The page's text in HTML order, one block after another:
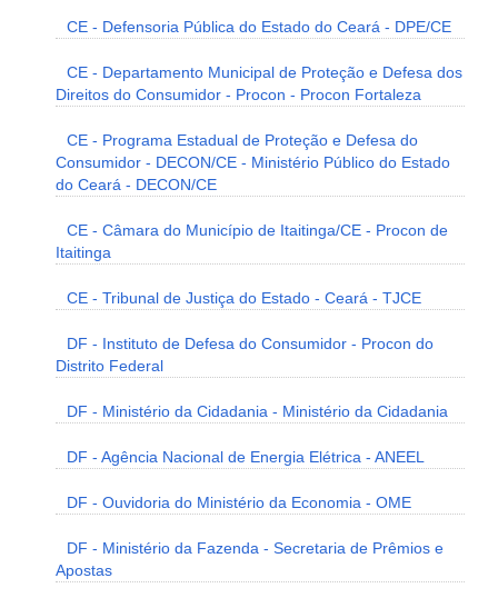
CE - Defensoria Pública do Estado do Ceará - DPE/CE
CE - Departamento Municipal de Proteção e Defesa dos
Direitos do Consumidor - Procon - Procon Fortaleza
CE - Programa Estadual de Proteção e Defesa do
Consumidor - DECON/CE - Ministério Público do Estado
do Ceará - DECON/CE
CE - Câmara do Município de Itaitinga/CE - Procon de
Itaitinga
CE - Tribunal de Justiça do Estado - Ceará - TJCE
DF - Instituto de Defesa do Consumidor - Procon do
Distrito Federal
DF - Ministério da Cidadania - Ministério da Cidadania
DF - Agência Nacional de Energia Elétrica - ANEEL
DF - Ouvidoria do Ministério da Economia - OME
DF - Ministério da Fazenda - Secretaria de Prêmios e
Apostas